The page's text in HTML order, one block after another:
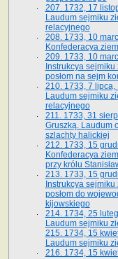
207. 1732, 17
Laudum sejmiku
relacyjnego
208. 1733, 10
Konfederacya
209. 1733, 10
Instrukcya
posłom na sejm
210. 1733, 7 lipca,
Laudum sejmiku
relacyjnego
211. 1733, 31
Gruszką. Laudum
szlachty halickiej
212. 1733, 15
Konfederacya
przy królu
213. 1733, 15
Instrukcya
posłom do
kijowskiego
214. 1734, 25
Laudum sejmiku
215. 1734, 15
Laudum sejmiku
216. 1734, 15